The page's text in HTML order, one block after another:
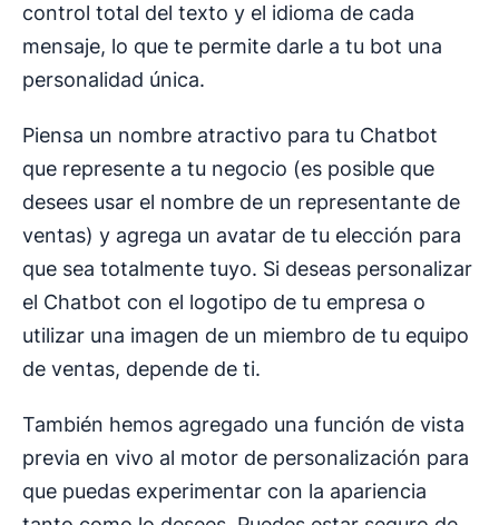
control total del texto y el idioma de cada
mensaje, lo que te permite darle a tu bot una
personalidad única.
Piensa un nombre atractivo para tu Chatbot
que represente a tu negocio (es posible que
desees usar el nombre de un representante de
ventas) y agrega un avatar de tu elección para
que sea totalmente tuyo. Si deseas personalizar
el Chatbot con el logotipo de tu empresa o
utilizar una imagen de un miembro de tu equipo
de ventas, depende de ti.
También hemos agregado una función de vista
previa en vivo al motor de personalización para
que puedas experimentar con la apariencia